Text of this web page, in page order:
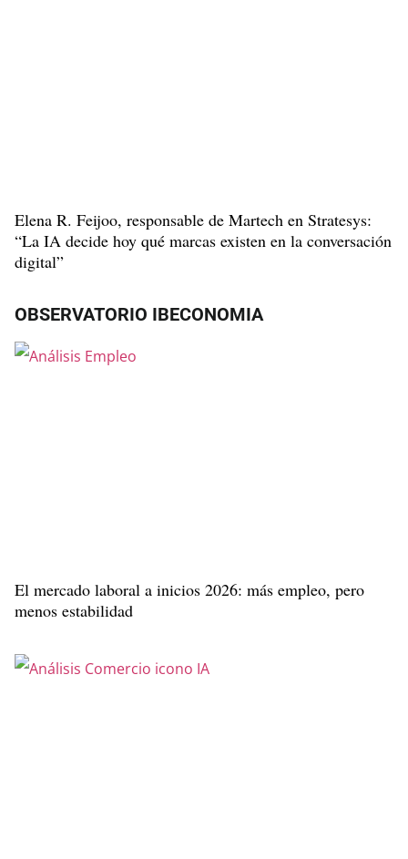
Elena R. Feijoo, responsable de Martech en Stratesys:
“La IA decide hoy qué marcas existen en la conversación
digital”
OBSERVATORIO IBECONOMIA
El mercado laboral a inicios 2026: más empleo, pero
menos estabilidad